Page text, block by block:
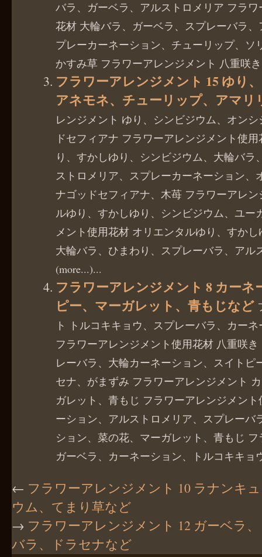
バラ、ガーベラ、アルストロメリア フラ
花材 大輪バラ、ガーベラ、スプレーバラ
プレーカーネーション、チューリップ、ソ
かすみ草 フラワーアレンジメント 八重咲
フラワーアレンジメント 15 ゆり
アネモネ、チューリップ、アマ
レンジメント ゆり、シンビジウム、オン
ドセフィアナ フラワーアレンジメント使
り、すかしゆり、シンビジウム、大輪バラ
ストロメリア、スプレーカーネーション、
ナゴッドセフィアナ、木苺 フラワーアレ
ルゆり、すかしゆり、シンビジウム、ユー
メント使用花材 オリエンタルゆり、すか
大輪バラ、ひまわり、スプレーバラ、ア
(more...)...
フラワーアレンジメント 8 カーネ
ピー、マーガレット、青もじなど
ト トルコキキョウ、スプレーバラ、カー
フラワーアレンジメント使用花材 八重咲
レーバラ、大輪カーネーション、スイトピ
セナ、がまずみ フラワーアレンジメント
ガレット、青もじ フラワーアレンジメン
ーション、アルストロメリア、スプレーバ
ション、菜の花、マーガレット、青もじ
ガーベラ、カーネーション、トルコキキョ
← フラワーアレンジメント 10 ラナンキ
ウム、てまり草など
→ フラワーアレンジメント 12 ガーベラ
バラ、ドラセナなど